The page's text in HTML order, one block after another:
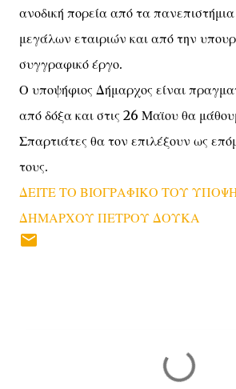
ανοδική πορεία από τα πανεπιστήμια
μεγάλων εταιριών και από την
συγγραφικό έργο.
Ο υποψήφιος Δήμαρχος είναι
από δόξα και στις 26 Μαϊου θα
Σπαρτιάτες θα τον επιλέξουν ως
τους.
ΔΕΙΤΕ ΤΟ ΒΙΟΓΡΑΦΙΚΟ ΤΟΥ
ΔΗΜΑΡΧΟΥ ΠΕΤΡΟΥ ΔΟΥΚΑ